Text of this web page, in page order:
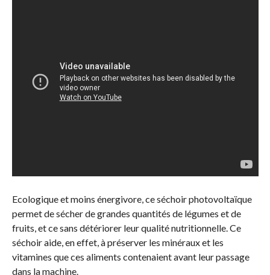
Ecologique et moins énergivore, ce séchoir photovoltaïque
permet de sécher de grandes quantités de légumes et de
fruits, et ce sans détériorer leur qualité nutritionnelle. Ce
séchoir aide, en effet, à préserver les minéraux et les
vitamines que ces aliments contenaient avant leur passage
dans la machine.